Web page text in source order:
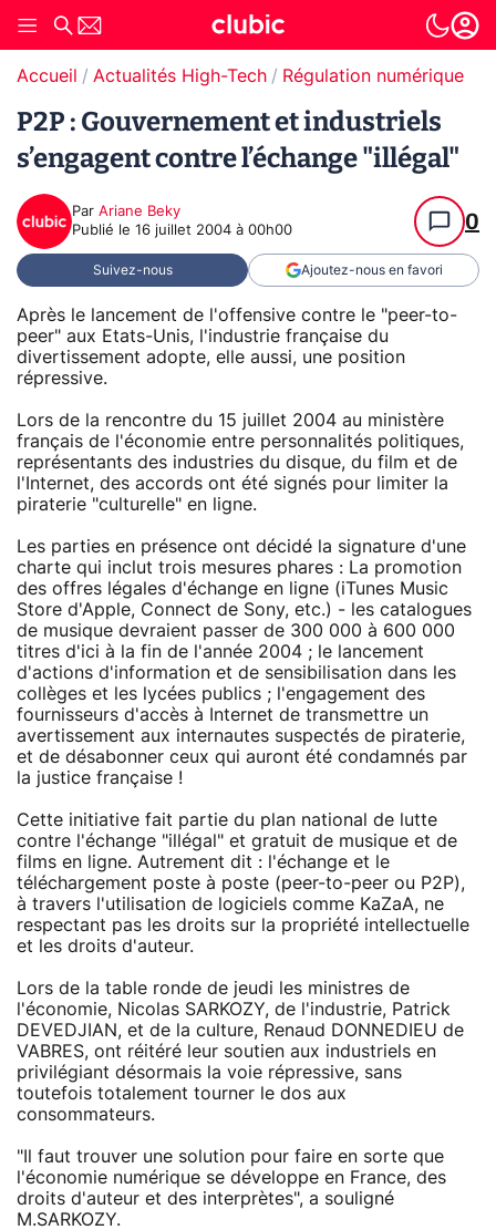
Accueil Actualités High-Tech Régulation numérique
P2P : Gouvernement et industriels
s’engagent contre l’échange "illégal"
Par Ariane Beky
Publié le 16 juillet 2004 à 00h00 0
Suivez-nous Ajoutez-nous en favori
Après le lancement de l'offensive contre le "peer-to-
peer" aux Etats-Unis, l'industrie française du
divertissement adopte, elle aussi, une position
répressive.
Lors de la rencontre du 15 juillet 2004 au ministère
français de l'économie entre personnalités politiques,
représentants des industries du disque, du film et de
l'Internet, des accords ont été signés pour limiter la
piraterie "culturelle" en ligne.
Les parties en présence ont décidé la signature d'une
charte qui inclut trois mesures phares : La promotion
des offres légales d'échange en ligne (iTunes Music
Store d'Apple, Connect de Sony, etc.) - les catalogues
de musique devraient passer de 300 000 à 600 000
titres d'ici à la fin de l'année 2004 ; le lancement
d'actions d'information et de sensibilisation dans les
collèges et les lycées publics ; l'engagement des
fournisseurs d'accès à Internet de transmettre un
avertissement aux internautes suspectés de piraterie,
et de désabonner ceux qui auront été condamnés par
la justice française !
Cette initiative fait partie du plan national de lutte
contre l'échange "illégal" et gratuit de musique et de
films en ligne. Autrement dit : l'échange et le
téléchargement poste à poste (peer-to-peer ou P2P),
à travers l'utilisation de logiciels comme KaZaA, ne
respectant pas les droits sur la propriété intellectuelle
et les droits d'auteur.
Lors de la table ronde de jeudi les ministres de
l'économie, Nicolas SARKOZY, de l'industrie, Patrick
DEVEDJIAN, et de la culture, Renaud DONNEDIEU de
VABRES, ont réitéré leur soutien aux industriels en
privilégiant désormais la voie répressive, sans
toutefois totalement tourner le dos aux
consommateurs.
"Il faut trouver une solution pour faire en sorte que
l'économie numérique se développe en France, des
droits d'auteur et des interprètes", a souligné
M.SARKOZY.